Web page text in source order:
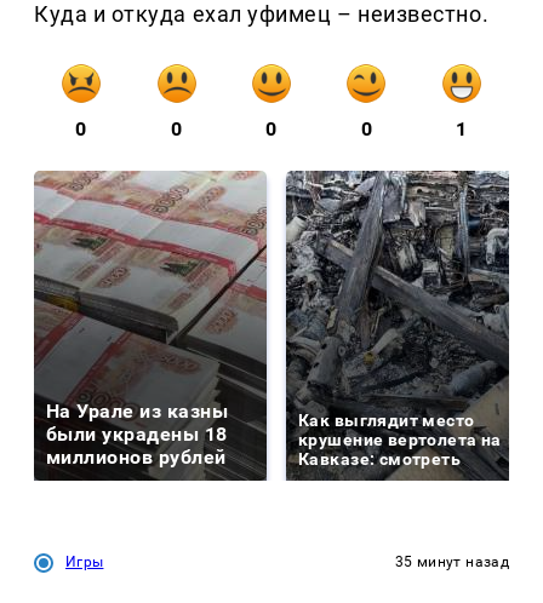
Куда и откуда ехал уфимец – неизвестно.
0 0 0 0 1
На Урале из казны
были украдены 18
миллионов рублей
Как выглядит место
крушение вертолета на
Кавказе: смотреть
Игры 35 минут назад